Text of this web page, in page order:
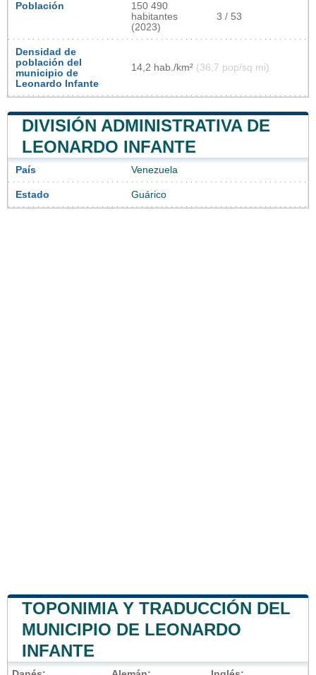
Población
150 490
habitantes
(2023)
3 / 53
Densidad de
población del
municipio de
Leonardo Infante
14,2 hab./km² (36,7 pop/sq mi)
DIVISIÓN ADMINISTRATIVA DE
LEONARDO INFANTE
País Venezuela
Estado Guárico
TOPONIMIA Y TRADUCCIÓN DEL
MUNICIPIO DE LEONARDO
INFANTE